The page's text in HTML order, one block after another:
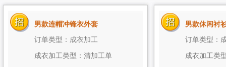
男款连帽冲锋衣外套
订单类型：成衣加工
成衣加工类型：清加工单
男款休闲衬
订单类型：
成衣加工类